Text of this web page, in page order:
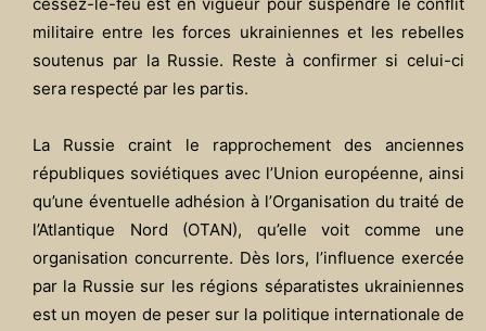
cessez-le-feu est en vigueur pour suspendre le conflit
militaire entre les forces ukrainiennes et les rebelles
soutenus par la Russie. Reste à confirmer si celui-ci
sera respecté par les partis.
La Russie craint le rapprochement des anciennes
républiques soviétiques avec l’Union européenne, ainsi
qu’une éventuelle adhésion à l’Organisation du traité de
l’Atlantique Nord (OTAN), qu’elle voit comme une
organisation concurrente. Dès lors, l’influence exercée
par la Russie sur les régions séparatistes ukrainiennes
est un moyen de peser sur la politique internationale de